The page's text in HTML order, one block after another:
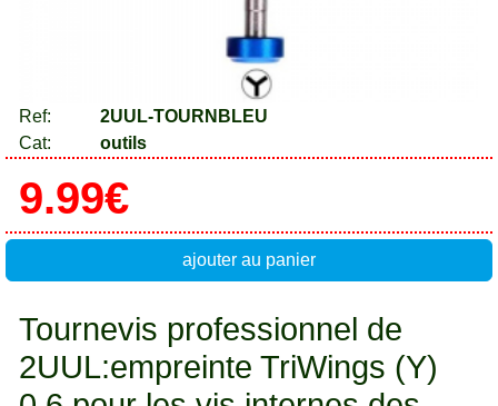
Ref:
2UUL-TOURNBLEU
Cat:
outils
9.99€
ajouter au panier
Tournevis professionnel de
2UUL:empreinte TriWings (Y)